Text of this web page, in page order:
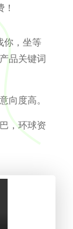
你，坐等
品关键词
向度高。
，环球资